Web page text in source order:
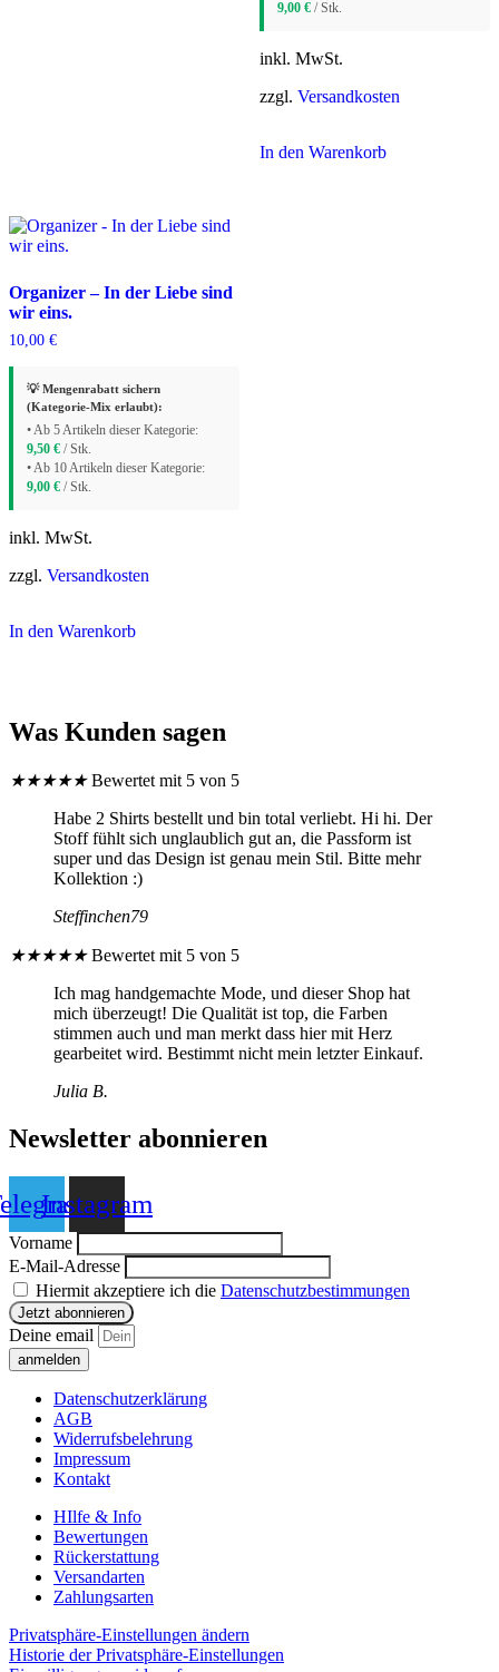
9,00 €/ Stk.
inkl. MwSt.
zzgl. Versandkosten
In den Warenkorb
Organizer – In der Liebe sind
wir eins.
10,00 €
💡 Mengenrabatt sichern
(Kategorie-Mix erlaubt):
• Ab 5 Artikeln dieser Kategorie:
9,50 € / Stk.
• Ab 10 Artikeln dieser Kategorie:
9,00 € / Stk.
inkl. MwSt.
zzgl. Versandkosten
In den Warenkorb
Was Kunden sagen
★★★★★ Bewertet mit 5 von 5
Habe 2 Shirts bestellt und bin total verliebt. Hi hi. Der
Stoff fühlt sich unglaublich gut an, die Passform ist
super und das Design ist genau mein Stil. Bitte mehr
Kollektion :)
Steffinchen79
★★★★★ Bewertet mit 5 von 5
Ich mag handgemachte Mode, und dieser Shop hat
mich überzeugt! Die Qualität ist top, die Farben
stimmen auch und man merkt dass hier mit Herz
gearbeitet wird. Bestimmt nicht mein letzter Einkauf.
Julia B.
Newsletter abonnieren
Instagram
Vorname
E-Mail-Adresse
Hiermit akzeptiere ich die Datenschutzbestimmungen
Deine email
anmelden
Datenschutzerklärung
AGB
Widerrufsbelehrung
Impressum
Kontakt
HIlfe & Info
Bewertungen
Rückerstattung
Versandarten
Zahlungsarten
Privatsphäre-Einstellungen ändern
Historie der Privatsphäre-Einstellungen